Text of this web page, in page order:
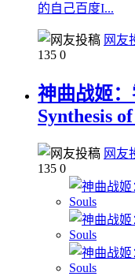
的自己百度I...
网友
135 0
神曲战姬
Synthesis
网友
135 0